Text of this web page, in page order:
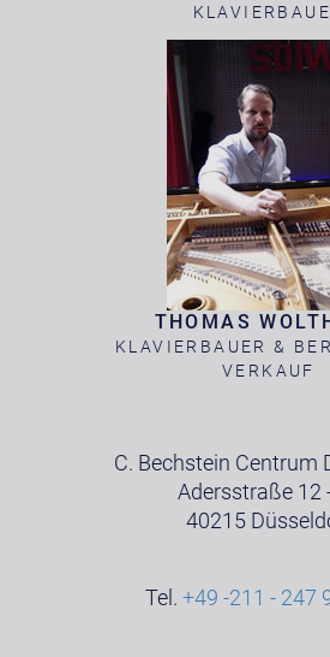
THOMAS
KLAVIERBAUER &
VERKAUF
C. Bechstein Centrum
Adersstraße 12
40215
Tel. +49 -211 - 247